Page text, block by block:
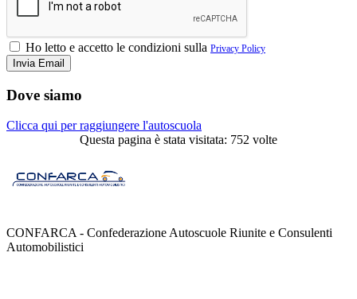
Ho letto e accetto le condizioni sulla Privacy Policy
Dove siamo
Clicca qui per raggiungere l'autoscuola
Questa pagina è stata visitata: 752 volte
CONFARCA - Confederazione Autoscuole Riunite e Consulenti
Automobilistici